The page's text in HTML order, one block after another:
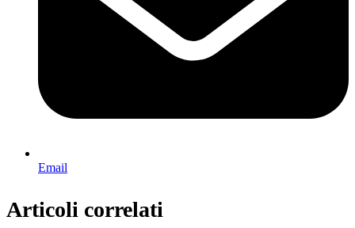
Email
Articoli correlati